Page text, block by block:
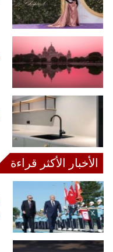
الأخبار الأكثر قراءة